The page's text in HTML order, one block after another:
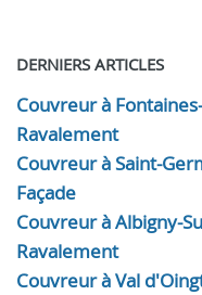
DERNIERS ARTICLES
Couvreur à
Ravalement
Couvreur à Saint-
Façade
Couvreur à Albigny-
Ravalement
Couvreur à Val